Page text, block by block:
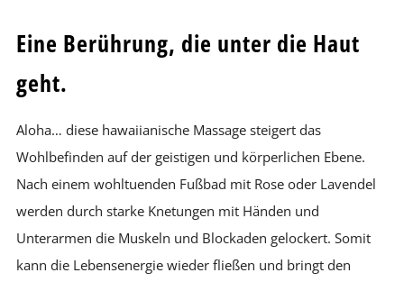
Eine Berührung, die unter die Haut
geht.
Aloha… diese hawaiianische Massage steigert das
Wohlbefinden auf der geistigen und körperlichen Ebene.
Nach einem wohltuenden Fußbad mit Rose oder Lavendel
werden durch starke Knetungen mit Händen und
Unterarmen die Muskeln und Blockaden gelockert. Somit
kann die Lebensenergie wieder fließen und bringt den